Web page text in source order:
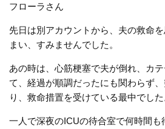
フローラさん
先日は別アカウントから、夫の救命
まい、すみませんでした。
あの時は、心筋梗塞で夫が倒れ、カ
て、経過が順調だったにも関わらず
り、救命措置を受けている最中でした
一人で深夜のICUの待合室で何時間も